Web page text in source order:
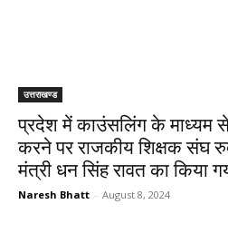
उत्तराखण्ड
प्रदेश में काउंसलिंग के माध्यम से
करने पर राजकीय शिक्षक संघ
मंत्री धन सिंह रावत का किया
Naresh Bhatt - August 8, 2024